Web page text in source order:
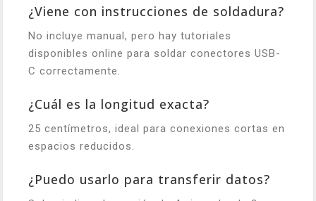
¿Viene con instrucciones de soldadura?
No incluye manual, pero hay tutoriales
disponibles online para soldar conectores USB-
C correctamente.
¿Cuál es la longitud exacta?
25 centímetros, ideal para conexiones cortas en
espacios reducidos.
¿Puedo usarlo para transferir datos?